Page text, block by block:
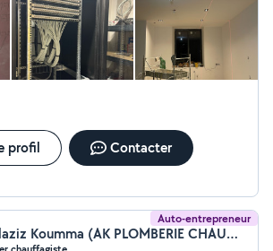
toujours la solution adaptée à votre
rapide.
profil Contacter
Auto-entrepreneur
Abdelaziz Koumma (AK PLOMBERIE CHAUFFAGE)